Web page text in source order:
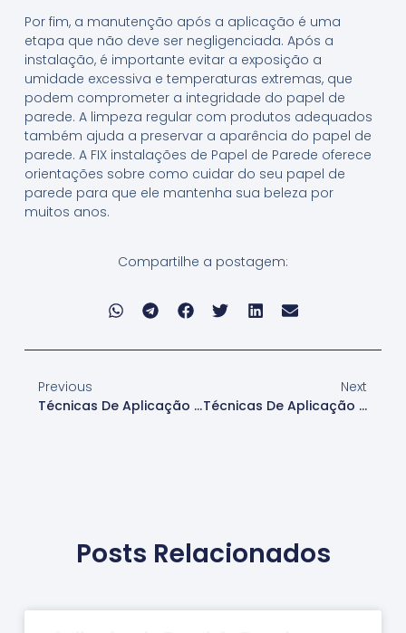
Por fim, a manutenção após a aplicação é uma
etapa que não deve ser negligenciada. Após a
instalação, é importante evitar a exposição a
umidade excessiva e temperaturas extremas, que
podem comprometer a integridade do papel de
parede. A limpeza regular com produtos adequados
também ajuda a preservar a aparência do papel de
parede. A FIX instalações de Papel de Parede oferece
orientações sobre como cuidar do seu papel de
parede para que ele mantenha sua beleza por
muitos anos.
Compartilhe a postagem:
Previous
Técnicas De Aplicação De Papel De Parede Em Escritórios
Next
Técnicas De Aplicação De Papel De Parede Em Lojas
Posts Relacionados